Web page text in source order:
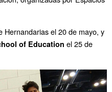
Hernandarias el 20 de mayo, y
of Education el 25 de